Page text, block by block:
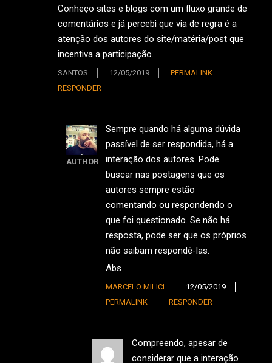
Conheço sites e blogs com um fluxo grande de
comentários e já percebi que via de regra é a
atenção dos autores do site/matéria/post que
incentiva a participação.
SANTOS 12/05/2019
PERMALINK
RESPONDER
AUTHOR
Sempre quando há alguma dúvida
passível de ser respondida, há a
interação dos autores. Pode
buscar nas postagens que os
autores sempre estão
comentando ou respondendo o
que foi questionado. Se não há
resposta, pode ser que os próprios
não saibam respondê-las.
Abs
MARCELO MILICI
12/05/2019
PERMALINK
RESPONDER
Compreendo, apesar de
considerar que a interação